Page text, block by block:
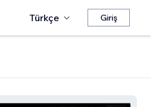
Türkçe Giriş